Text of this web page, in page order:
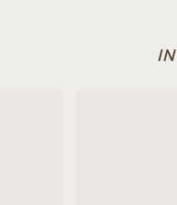
7월 25일 경기 부천